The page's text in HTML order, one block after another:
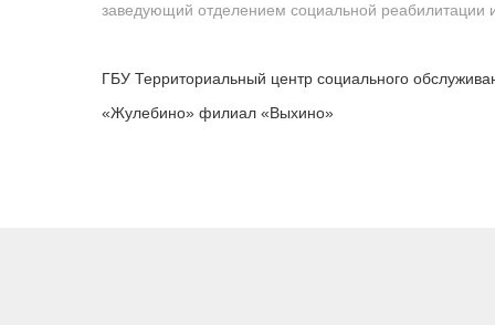
заведующий отделением социальной реабилитации
ГБУ Территориальный центр социального
«Жулебино» филиал «Выхино»